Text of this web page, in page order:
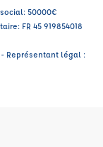
social: 50000€
FR 45 919854018
- Représentant légal :